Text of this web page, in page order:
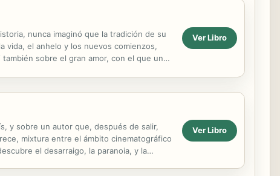
nunca imaginó que la tradición de su
vida, el anhelo y los nuevos comienzos,
sobre el gran amor, con el que uno
Ver Libro
y sobre un autor que, después de salir,
mixtura entre el ámbito cinematográfico
el desarraigo, la paranoia, y la
Ver Libro